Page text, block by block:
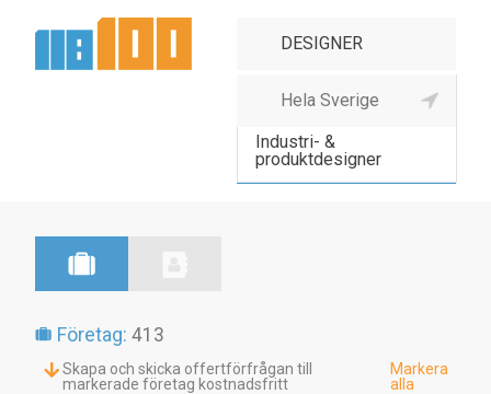
Designer, designbyrå
Industri- &
produktdesigner
Företag: 413
Skapa och skicka offertförfrågan till
markerade företag kostnadsfritt
Markera
alla